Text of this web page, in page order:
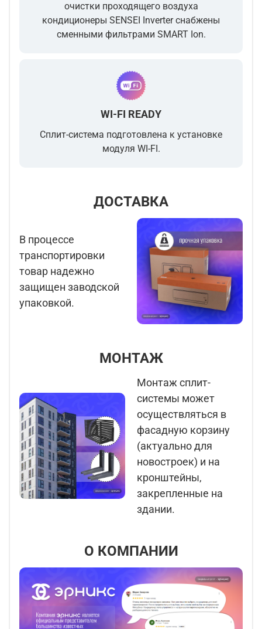
очистки проходящего воздуха
кондиционеры SENSEI Inverter снабжены
сменными фильтрами SMART Ion.
WI-FI READY
Сплит-система подготовлена к установке
модуля WI-FI.
ДОСТАВКА
В процессе
транспортировки
товар надежно
защищен заводской
упаковкой.
МОНТАЖ
Монтаж сплит-
системы может
осуществляться в
фасадную корзину
(актуально для
новостроек) и на
кронштейны,
закрепленные на
здании.
О КОМПАНИИ